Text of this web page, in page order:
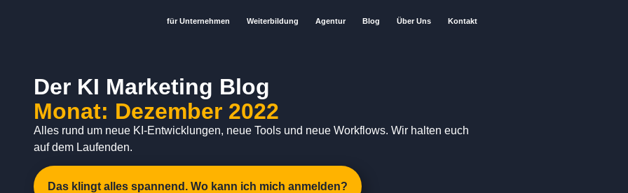
für Unternehmen Weiterbildung Agentur Blog Über Uns Kontakt
Der KI Marketing Blog
Monat: Dezember 2022
Alles rund um neue KI-Entwicklungen, neue Tools und neue Workflows. Wir halten euch
auf dem Laufenden.
Das klingt alles spannend. Wo kann ich mich anmelden?